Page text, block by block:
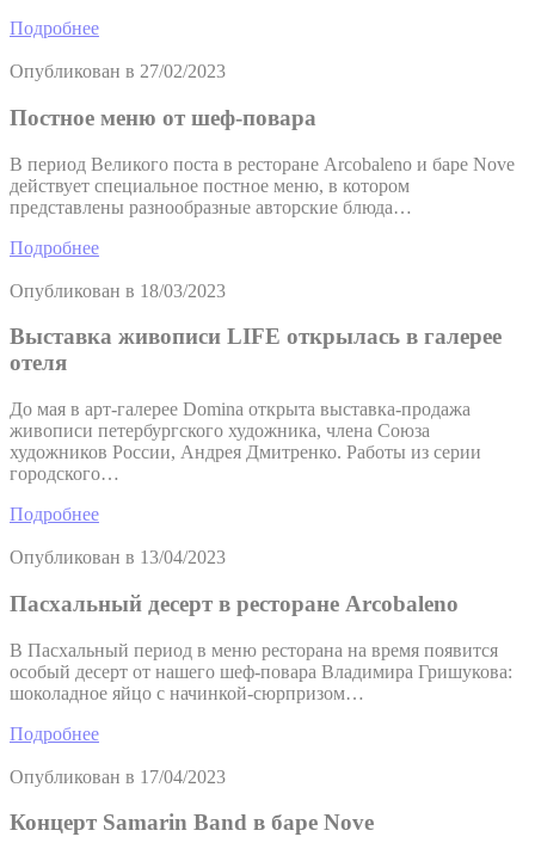
Подробнее
Опубликован в 27/02/2023
Постное меню от шеф-повара
В период Великого поста в ресторане Arcobaleno и баре Nove
действует специальное постное меню, в котором
представлены разнообразные авторские блюда…
Подробнее
Опубликован в 18/03/2023
Выставка живописи LIFE открылась в галерее
отеля
До мая в арт-галерее Domina открыта выставка-продажа
живописи петербургского художника, члена Союза
художников России, Андрея Дмитренко. Работы из серии
городского…
Подробнее
Опубликован в 13/04/2023
Пасхальный десерт в ресторане Arcobaleno
В Пасхальный период в меню ресторана на время появится
особый десерт от нашего шеф-повара Владимира Гришукова:
шоколадное яйцо с начинкой-сюрпризом…
Подробнее
Опубликован в 17/04/2023
Концерт Samarin Band в баре Nove